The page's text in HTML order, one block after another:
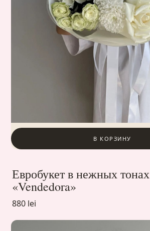
В КОРЗИНУ
Евробукет в нежных тонах
«Vendedora»
880 lei